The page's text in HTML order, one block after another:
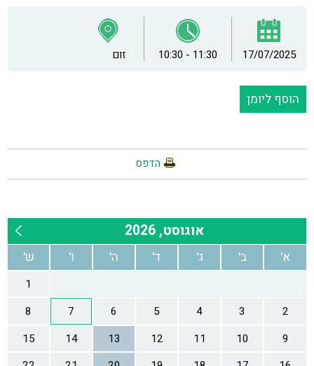
17/07/2025
10:30 - 11:30 זום
הוסף ליומן
הדפס